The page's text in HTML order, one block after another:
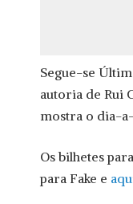
Segue-se
autoria de Rui
mostra o dia-
Os bilhetes
para Fake e